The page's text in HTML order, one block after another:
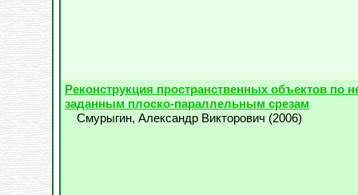
Реконструкция пространственных объектов по
заданным плоско-параллельным срезам
Смурыгин, Александр Викторович (2006)